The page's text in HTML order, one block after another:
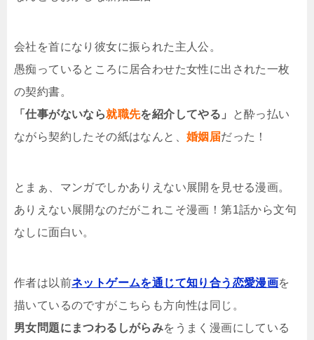
会社を首になり彼女に振られた主人公。
愚痴っているところに居合わせた女性に出された一枚
の契約書。
「仕事がないなら就職先を紹介してやる」
と酔っ払い
ながら契約したその紙はなんと、 婚姻届だった！
とまぁ、マンガでしかありえない展開を見せる漫画。
ありえない展開なのだがこれこそ漫画！第1話から文句
なしに面白い。
作者は以前ネットゲームを通じて知り合う恋愛漫画を
描いているのですがこちらも方向性は同じ。
男女問題にまつわるしがらみをうまく漫画にしている